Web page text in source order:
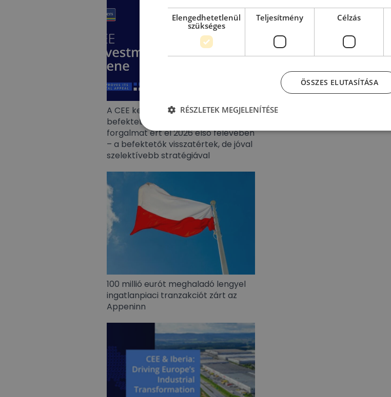
A CEE kereskedelmiingatlan-
befektetési piac 5,8 milliárd eurós
forgalmat ért el 2026 első félévében
– a befektetők visszatértek, de jóval
szelektívebb stratégiával
100 millió eurót meghaladó lengyel
ingatlanpiaci tranzakciót zárt az
Appeninn
Elengedhetetlenül
szükséges
Teljesítmény Célzás
ÖSSZES ELUTASÍTÁSA
RÉSZLETEK MEGJELENÍTÉSE